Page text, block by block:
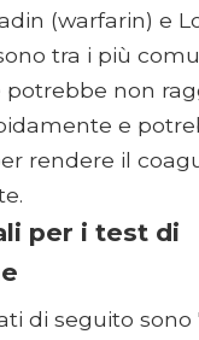
(warfarin) e
tra i più
potrebbe non
e
rendere il
per i test di
di seguito sono